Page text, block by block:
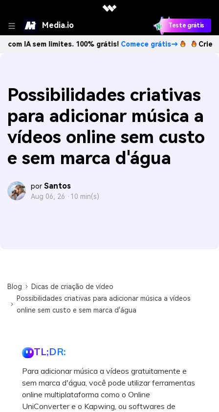
Media.io Teste grátis
limites. 100% grátis!Comece grátis→ Crie imagens
Possibilidades criativas
para adicionar música a
vídeos online sem custo
e sem marca d'água
por Santos
Aug 06, 26 · 10 min(s)
Blog
Dicas de criação de vídeo
Possibilidades criativas para adicionar música a vídeos
online sem custo e sem marca d'água
TL;DR:
Para adicionar música a vídeos gratuitamente e
sem marca d'água, você pode utilizar ferramentas
online multiplataforma como o Online
UniConverter e o Kapwing, ou softwares de